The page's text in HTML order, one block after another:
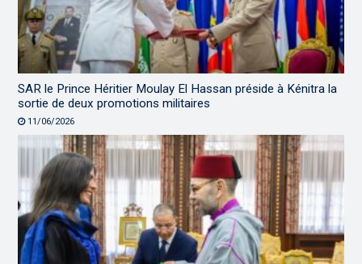
SAR le Prince Héritier Moulay El Hassan préside à Kénitra la
sortie de deux promotions militaires
11/06/2026